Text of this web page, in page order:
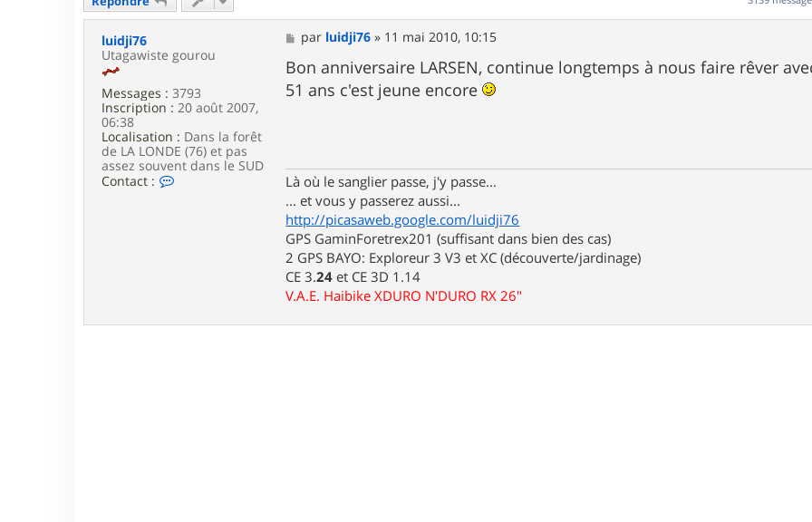
luidji76
Utagawiste gourou
Messages : 3793
Inscription : 20 août 2007,
06:38
Localisation : Dans la forêt
de LA LONDE (76) et pas
assez souvent dans le SUD
Contact :
u
M
e
s
s
a
par luidji76 » 11 mai 2010, 10:15
Bon anniversaire LARSEN, continue longtemps à nous faire rêver
51 ans c'est jeune encore
Là où le sanglier passe, j'y passe...
... et vous y passerez aussi...
http://picasaweb.google.com/luidji76
GPS GaminForetrex201 (suffisant dans bien des cas)
2 GPS BAYO: Exploreur 3 V3 et XC (découverte/jardinage)
CE 3.24 et CE 3D 1.14
V.A.E. Haibike XDURO N'DURO RX 26"